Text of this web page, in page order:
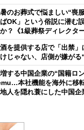
のお葬式で悩ましい“喪
OK」という俗説に潜む
？《1級葬祭ディレクタ
を提供する店で「出禁
じゃない、店側が嫌がる
する中国企業の“国籍ロ
本社機能を海外に移
人を隠れ蓑にした中国